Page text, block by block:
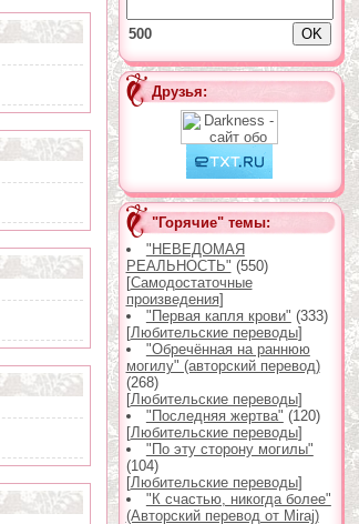
500
Друзья:
"Горячие" темы:
"НЕВЕДОМАЯ
РЕАЛЬНОСТЬ" (550)
[Самодостаточные
произведения]
"Первая капля крови" (333)
[Любительские переводы]
"Обречённая на раннюю
могилу" (авторский перевод)
(268)
[Любительские переводы]
"Последняя жертва" (120)
[Любительские переводы]
"По эту сторону могилы"
(104)
[Любительские переводы]
"К счастью, никогда более"
(Авторский перевод от Miraj)